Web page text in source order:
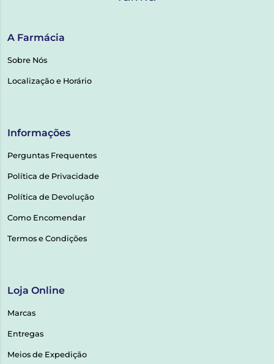
A Farmácia
Sobre Nós
Localização e Horário
Informações
Perguntas Frequentes
Política de Privacidade
Política de Devolução
Como Encomendar
Termos e Condições
Loja Online
Marcas
Entregas
Meios de Expedição